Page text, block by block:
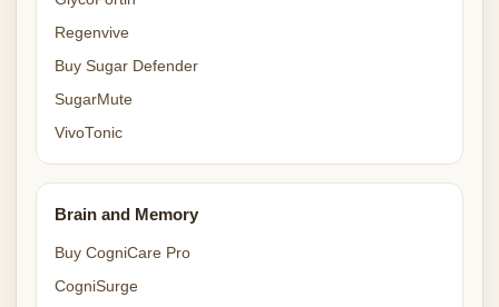
Regenvive
Buy Sugar Defender
SugarMute
VivoTonic
Brain and Memory
Buy CogniCare Pro
CogniSurge